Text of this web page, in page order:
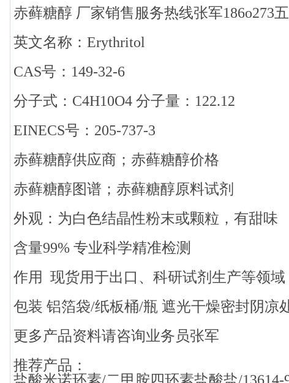
赤藓糖醇 厂家销售服务热线张军186o273
英文名称：Erythritol
CAS号：149-32-6
分子式：C4H10O4 分子量：122.12
EINECS号：205-737-3
赤藓糖醇供应商；赤藓糖醇价格
赤藓糖醇图谱；赤藓糖醇原料试剂
外观：为白色结晶性粉末或颗粒，有甜味
含量99% 专业科学精准检测
作用 现货用于出口、科研试剂生产等领域
包装 铝箔袋/纸板桶/瓶 遮光干燥密封阴凉
更多产品资料请咨询业务员张军
推荐产品：